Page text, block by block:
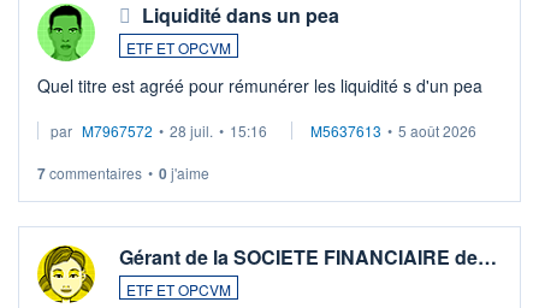
Liquidité dans un pea
ETF ET OPCVM
Quel titre est agréé pour rémunérer les liquidité s d'un pea
par M7967572 • 28 juil. • 15:16 M5637613 • 5 août 2026
7commentaires • 0j'aime
Gérant de la SOCIETE FINANCIAIRE de…
ETF ET OPCVM